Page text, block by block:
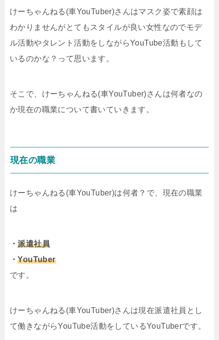
けーちゃんねる(車YouTuber)さんはマスク姿で素顔は
わかりませんがとてもスタイルが良い女性なのでモデ
ル活動やタレント活動をしながらYouTube活動もして
いるのかな？って思います。
そこで、けーちゃんねる(車YouTuber)さんは何者なの
か現在の職業について書いていきます。
現在の職業
けーちゃんねる(車YouTuber)は何者？で、現在の職業
は
・派遣社員
・YouTuber
です。
けーちゃんねる(車YouTuber)さんは現在派遣社員とし
て働きながらYouTube活動をしているYouTuberです。